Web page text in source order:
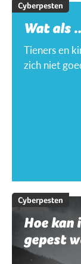
Cyberpesten
Wat als
Tieners en
zich niet
Cyberpesten
Hoe kan
gepest